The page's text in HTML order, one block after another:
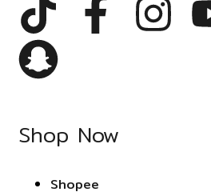
Shop Now
Shopee